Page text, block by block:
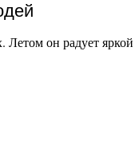
Летом он радует яркой